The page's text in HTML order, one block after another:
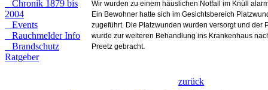
Chronik 1879 bis
2004
Events
Rauchmelder Info
Brandschutz
Ratgeber
Wir wurden zu einem häuslichen Notfall im Knüll
Ein Bewohner hatte sich im Gesichtsbereich
zugeführt. Die Platzwunden wurden versorgt und der
wurde zur weiteren Behandlung ins Krankenhaus
Preetz gebracht.
zurück